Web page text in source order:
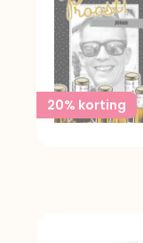
20% korting